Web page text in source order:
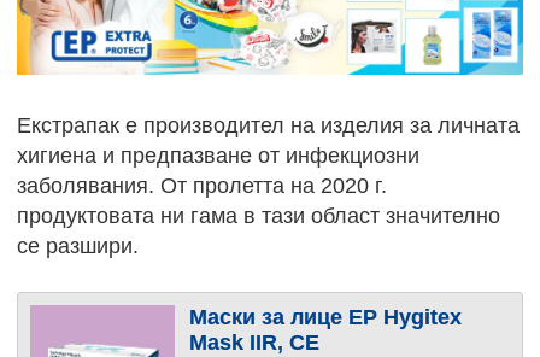
Екстрапак е производител на изделия за личната
хигиена и предпазване от инфекциозни
заболявания. От пролетта на 2020 г.
продуктовата ни гама в тази област значително
се разшири.
Маски за лице EP Hygitex
Mask IIR, CE